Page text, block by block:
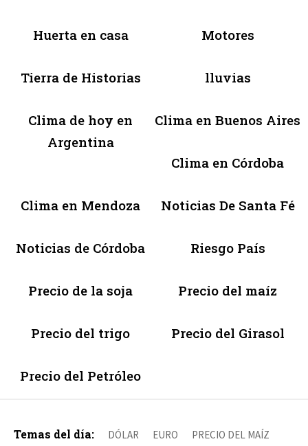
Huerta en casa Motores
Tierra de Historias lluvias
Clima de hoy en
Argentina
Clima en Buenos Aires
Clima en Córdoba
Clima en Mendoza Noticias De Santa Fé
Noticias de Córdoba Riesgo País
Precio de la soja Precio del maíz
Precio del trigo Precio del Girasol
Precio del Petróleo
Temas del día: DÓLAR EURO PRECIO DEL MAÍZ